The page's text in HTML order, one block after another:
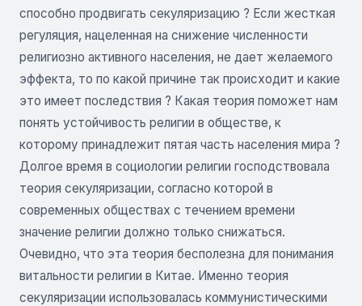
способно продвигать секуляризацию ? Если жесткая
регуляция, нацеленная на снижение численности
религиозно активного населения, не дает желаемого
эффекта, то по какой причине так происходит и какие
это имеет последствия ? Какая теория поможет нам
понять устойчивость религии в обществе, к
которому принадлежит пятая часть населения мира ?
Долгое время в социологии религии господствовала
теория секуляризации, согласно которой в
современных обществах с течением времени
значение религии должно только снижаться.
Очевидно, что эта теория бесполезна для понимания
витальности религии в Китае. Именно теория
секуляризации использовалась коммунистическими